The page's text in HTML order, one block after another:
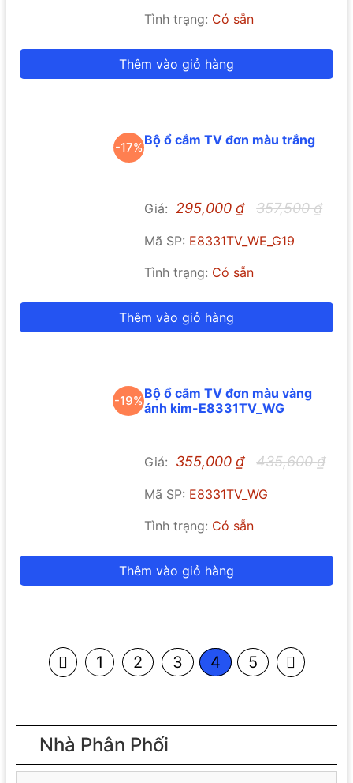
Tình trạng: Có sẵn
Thêm vào giỏ hàng
-17%Bộ ổ cắm TV đơn màu trắng
Giá: 295,000₫ 357,500₫
Mã SP: E8331TV_WE_G19
Tình trạng: Có sẵn
Thêm vào giỏ hàng
-19%Bộ ổ cắm TV đơn màu vàng
ánh kim-E8331TV_WG
Giá: 355,000₫ 435,600₫
Mã SP: E8331TV_WG
Tình trạng: Có sẵn
Thêm vào giỏ hàng
1 2 3 4 5
Nhà Phân Phối